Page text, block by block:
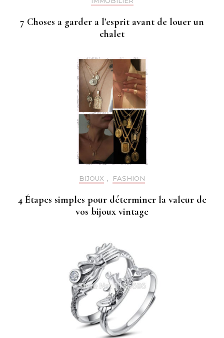
7 Choses a garder a l’esprit avant de louer un
chalet
BIJOUX , FASHION
4 Étapes simples pour déterminer la valeur de
vos bijoux vintage